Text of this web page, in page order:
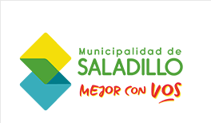
contenido
principal
Municipalidad
de Saladillo